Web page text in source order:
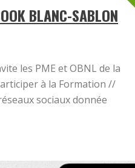
BLANC-SABLON
les PME et OBNL de la
à la Formation //
sociaux donnée